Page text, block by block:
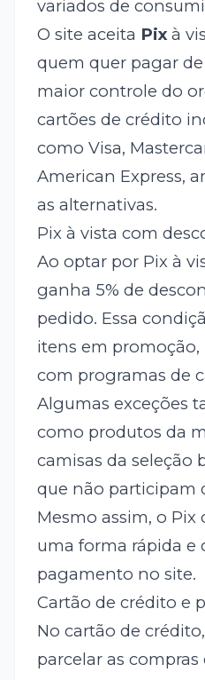
variados de
O site aceita Pixà
quem quer pagar
maior controle do
cartões de crédito
como Visa,
American Express,
as alternativas.
Pix à vista com
Ao optar por Pix à
ganha 5% de
pedido. Essa
itens em
com programas de
Algumas exceções
como produtos da
camisas da seleção
que não participam
Mesmo assim, o
uma forma rápida e
pagamento no site.
Cartão de crédito e
No cartão de
parcelar as compras